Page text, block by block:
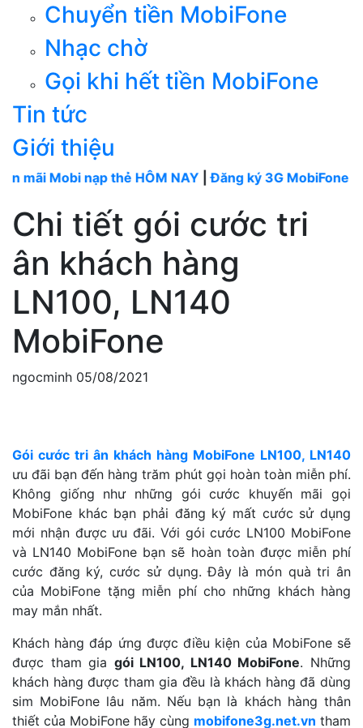
Chuyển tiền MobiFone
Nhạc chờ
Gọi khi hết tiền MobiFone
Tin tức
Giới thiệu
nạp thẻ HÔM NAY|Đăng ký 3G MobiFone tháng----
Chi tiết gói cước tri
ân khách hàng
LN100, LN140
MobiFone
ngocminh 05/08/2021
Gói cước tri ân khách hàng MobiFone LN100, LN140
ưu đãi bạn đến hàng trăm phút gọi hoàn toàn miễn phí.
Không giống như những gói cước khuyến mãi gọi
MobiFone khác bạn phải đăng ký mất cước sử dụng
mới nhận được ưu đãi. Với gói cước LN100 MobiFone
và LN140 MobiFone bạn sẽ hoàn toàn được miễn phí
cước đăng ký, cước sử dụng. Đây là món quà tri ân
của MobiFone tặng miễn phí cho những khách hàng
may mắn nhất.
Khách hàng đáp ứng được điều kiện của MobiFone sẽ
được tham gia gói LN100, LN140 MobiFone. Những
khách hàng được tham gia đều là khách hàng đã dùng
sim MobiFone lâu năm. Nếu bạn là khách hàng thân
thiết của MobiFone hãy cùng mobifone3g.net.vn tham